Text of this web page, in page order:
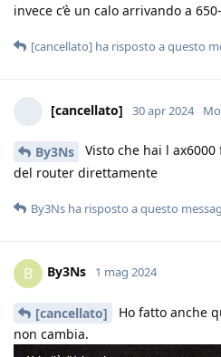
invece c’è un calo arrivando a
[cancellato] ha risposto a questo
[cancellato] 30 apr 2024
By3Ns
Visto che hai l
del router direttamente
By3Ns ha risposto a questo
B By3Ns 1 mag 2024
[cancellato]
Ho fatto anche
non cambia.